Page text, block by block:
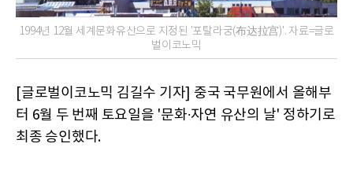
1994년 12월 세계문화유산으로 지정된 '포탈라궁(布达拉宫)'. 자료=글로
벌이코노믹
[글로벌이코노믹 김길수 기자] 중국 국무원에서 올해부
터 6월 두 번째 토요일을 '문화∙자연 유산의 날' 정하기로
최종 승인했다.